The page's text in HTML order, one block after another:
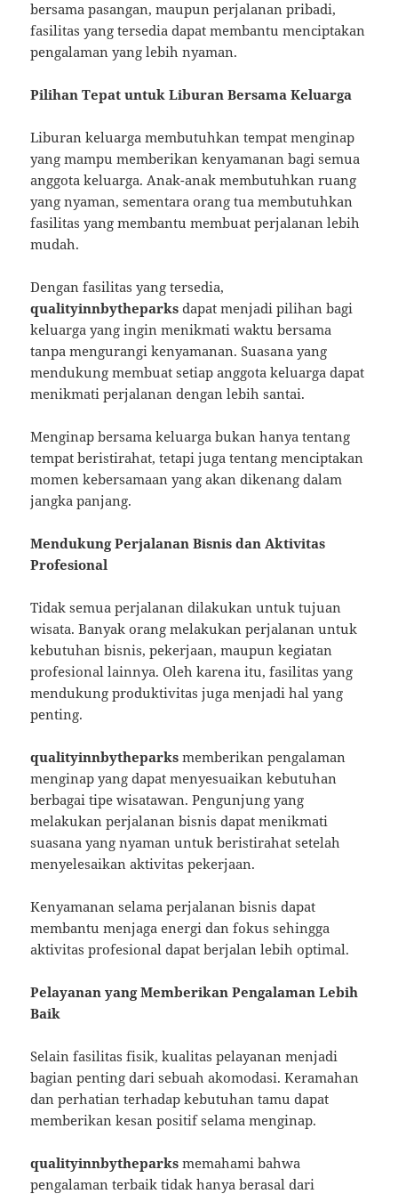
bersama pasangan, maupun perjalanan pribadi,
fasilitas yang tersedia dapat membantu menciptakan
pengalaman yang lebih nyaman.
Pilihan Tepat untuk Liburan Bersama Keluarga
Liburan keluarga membutuhkan tempat menginap
yang mampu memberikan kenyamanan bagi semua
anggota keluarga. Anak-anak membutuhkan ruang
yang nyaman, sementara orang tua membutuhkan
fasilitas yang membantu membuat perjalanan lebih
mudah.
Dengan fasilitas yang tersedia,
qualityinnbytheparks dapat menjadi pilihan bagi
keluarga yang ingin menikmati waktu bersama
tanpa mengurangi kenyamanan. Suasana yang
mendukung membuat setiap anggota keluarga dapat
menikmati perjalanan dengan lebih santai.
Menginap bersama keluarga bukan hanya tentang
tempat beristirahat, tetapi juga tentang menciptakan
momen kebersamaan yang akan dikenang dalam
jangka panjang.
Mendukung Perjalanan Bisnis dan Aktivitas
Profesional
Tidak semua perjalanan dilakukan untuk tujuan
wisata. Banyak orang melakukan perjalanan untuk
kebutuhan bisnis, pekerjaan, maupun kegiatan
profesional lainnya. Oleh karena itu, fasilitas yang
mendukung produktivitas juga menjadi hal yang
penting.
qualityinnbytheparks memberikan pengalaman
menginap yang dapat menyesuaikan kebutuhan
berbagai tipe wisatawan. Pengunjung yang
melakukan perjalanan bisnis dapat menikmati
suasana yang nyaman untuk beristirahat setelah
menyelesaikan aktivitas pekerjaan.
Kenyamanan selama perjalanan bisnis dapat
membantu menjaga energi dan fokus sehingga
aktivitas profesional dapat berjalan lebih optimal.
Pelayanan yang Memberikan Pengalaman Lebih
Baik
Selain fasilitas fisik, kualitas pelayanan menjadi
bagian penting dari sebuah akomodasi. Keramahan
dan perhatian terhadap kebutuhan tamu dapat
memberikan kesan positif selama menginap.
qualityinnbytheparks memahami bahwa
pengalaman terbaik tidak hanya berasal dari